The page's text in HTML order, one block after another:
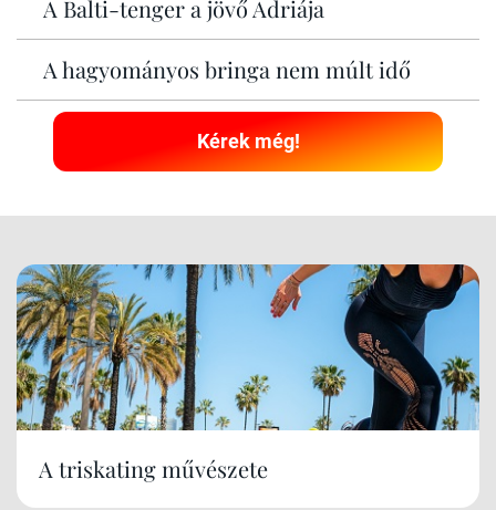
A Balti-tenger a jövő Adriája
A hagyományos bringa nem múlt idő
Kérek még!
A triskating művészete